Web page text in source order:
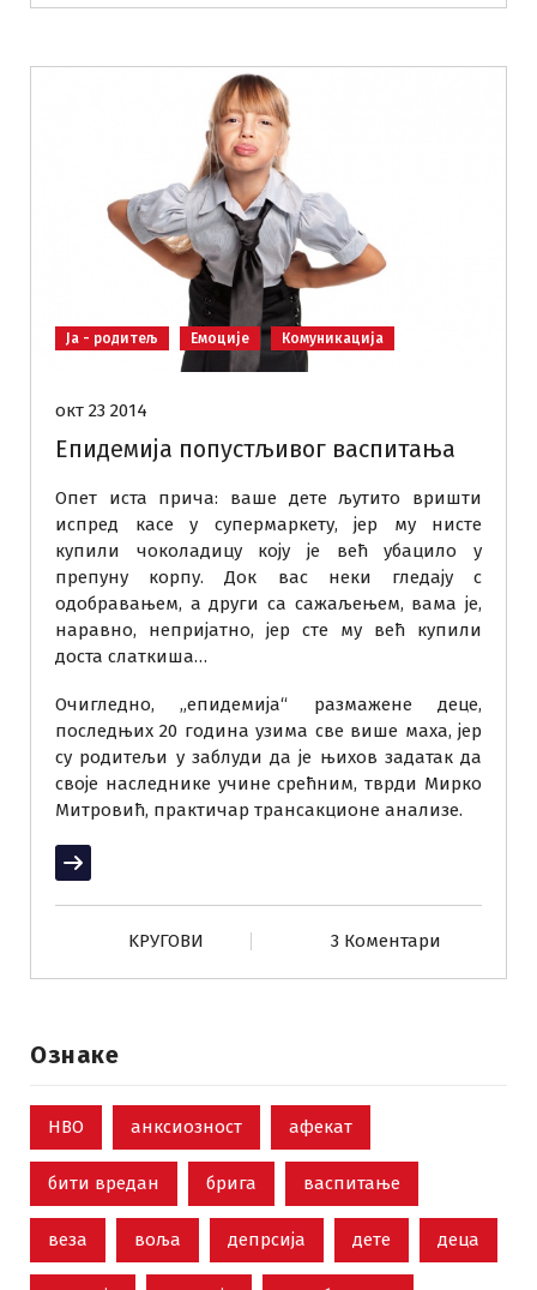
Ја - родитељ Емоције Комуникација
окт 23 2014
Епидемија попустљивог васпитања
Опет иста прича: ваше дете љутито вришти
испред касе у супермаркету, јер му нисте
купили чоколадицу коју је већ убацило у
препуну корпу. Док вас неки гледају с
одобравањем, а други са сажаљењем, вама је,
наравно, непријатно, јер сте му већ купили
доста слаткиша…
Очигледно, „епидемија“ размажене деце,
последњих 20 година узима све више маха, јер
су родитељи у заблуди да је њихов задатак да
своје наследнике учине срећним, тврди Мирко
Митровић, практичар трансакционе анализе.
Прочитај више
KРУГОВИ 3 Коментари
Ознаке
НВО анксиозност афекат
бити вредан брига васпитање
веза воља депрсија дете деца